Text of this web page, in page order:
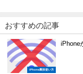
おすすめの記事
iPhone裏技使い方
iPhone